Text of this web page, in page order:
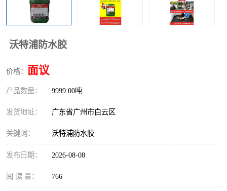
沃特浦防水胶
价格： 面议
产品数量： 9999.00吨
发货地址： 广东省广州市白云区
关键词： 沃特浦防水胶
发布日期： 2026-08-08
阅 读 量： 766